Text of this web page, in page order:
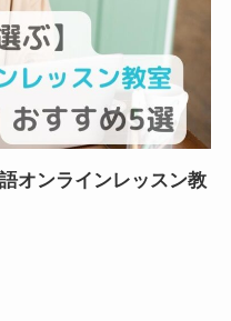
オンラインレッスン教